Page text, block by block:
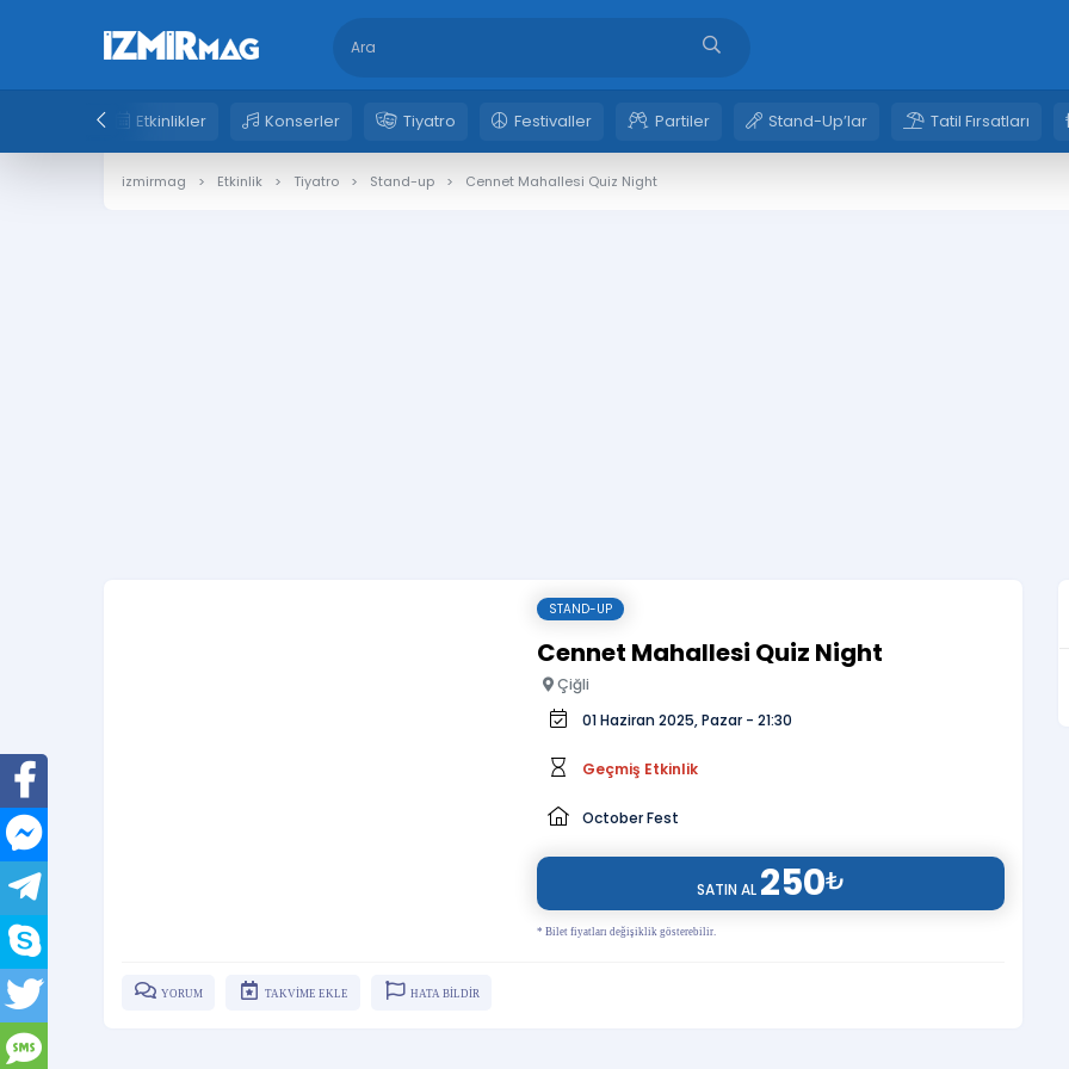
Etkinlikler Konserler Tiyatro Festivaller Partiler Stand-Up’lar Tatil Fırsatları
izmirmag Etkinlik Tiyatro Stand-up Cennet Mahallesi Quiz Night
STAND-UP
Cennet Mahallesi Quiz Night
Çiğli
01 Haziran 2025, Pazar - 21:30
Geçmiş Etkinlik
October Fest
SATIN AL 250₺
* Bilet fiyatları değişiklik gösterebilir.
YORUM TAKVİME EKLE HATA BİLDİR